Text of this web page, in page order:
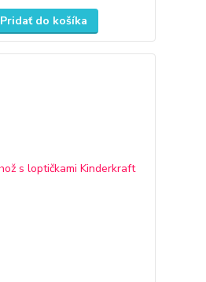
Pridať do košíka